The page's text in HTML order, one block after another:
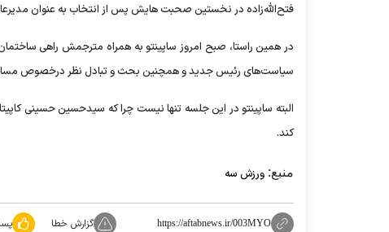
فتح‌الله‌زاده در نخستین صحبت هایش پس از انتخاب به عنوان
در همین راستا، صبح امروز ساپینتو به همراه مترجمش راهی ساختمان
سیاست‌های رئیس جدید و همچنین بحث و تبادل نظر درخصوص
البته ساپینتو در این جلسه تنها نیست چرا که سیدحسین حسینی
کند.
منبع: ورزش سه
https://aftabnews.ir/003MYO گزارش خطا